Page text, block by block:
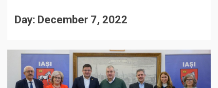
Day: December 7, 2022